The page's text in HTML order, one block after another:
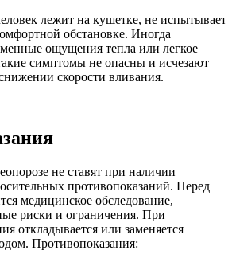
лежит на кушетке, не испытывает
обстановке. Иногда
ощущения тепла или легкое
симптомы не опасны и исчезают
скорости вливания.
не ставят при наличии
противопоказаний. Перед
медицинское обследование,
риски и ограничения. При
откладывается или заменяется
Противопоказания: